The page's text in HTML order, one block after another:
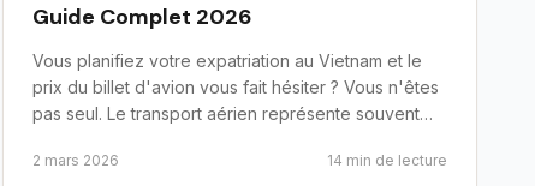
Guide Complet 2026
Vous planifiez votre expatriation au Vietnam et le
prix du billet d'avion vous fait hésiter ? Vous n'êtes
pas seul. Le transport aérien représente souvent
2 mars 2026 14 min de lecture